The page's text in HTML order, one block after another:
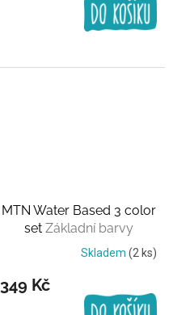
MTN Water Based 3 color
set Základní barvy
Skladem (2 ks)
349 Kč